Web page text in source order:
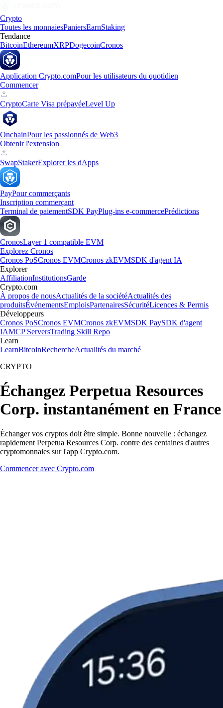
Crypto
Toutes les monnaiesPaniersEarnStaking
Tendance
BitcoinEthereumXRPDogecoinCronos
Application Crypto.comPour les utilisateurs du quotidien
Commencer
CryptoCarte Visa prépayéeLevel Up
OnchainPour les passionnés de Web3
Obtenir l'extension
SwapStakerExplorer les dApps
PayPour commerçants
Inscription commerçant
Terminal de paiementSDK PayPlug-ins e-commercePrédictions
CronosLayer 1 compatible EVM
Explorez Cronos
Cronos PoSCronos EVMCronos zkEVMSDK d'agent IA
Explorer
AffiliationInstitutionsGarde
Crypto.com
À propos de nousActualités de la sociétéActualités des
produitsÉvénementsEmploisPartenairesSécuritéLicences & Permis
Développeurs
Cronos PoSCronos EVMCronos zkEVMSDK PaySDK d'agent
IAMCP ServersTrading Skill Repo
Learn
LearnBitcoinRechercheActualités du marché
CRYPTO
Échangez Perpetua Resources
Corp. instantanément en France
Échanger vos cryptos doit être simple. Bonne nouvelle : échangez
rapidement Perpetua Resources Corp. contre des centaines d'autres
cryptomonnaies sur l'app Crypto.com.
Commencer avec Crypto.com